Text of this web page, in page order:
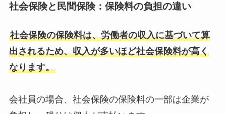
社会保険と民間保険： 保険料の負担の違い
社会保険の保険料は、労働者の収入に基づいて算
出されるため、収入が多いほど社会保険料が高く
なります。
会社員の場合、社会保険の保険料の一部は企業が